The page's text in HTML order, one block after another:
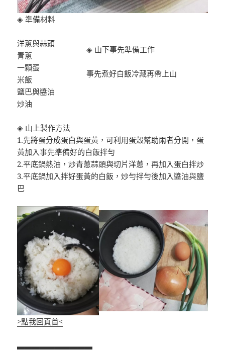
◈ 準備材料
洋蔥與蒜頭
青蔥
一顆蛋
米飯
鹽巴與醬油
炒油
◈ 山下事先準備工作
事先煮好白飯冷藏再帶上山
◈ 山上製作方法
1.先將蛋分成蛋白與蛋黃，可利用蛋殼幫助兩者分開，蛋
黃加入事先準備好的白飯拌勻
2.平底鍋熱油，炒青蔥蒜頭與切片洋蔥，再加入蛋白拌炒
3.平底鍋加入拌好蛋黃的白飯，炒勻拌勻後加入醬油與鹽
巴
>點我回頁首<
▃▃▃▃▃▃▃▃▃▃